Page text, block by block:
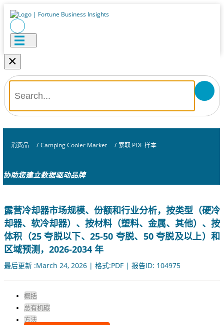
×
消费品 / Camping Cooler Market / 索取 PDF 样本
协助您建立数据驱动品牌
露营冷却器市场规模、份额和行业分析，按类型（硬冷
却器、软冷却器）、按材料（塑料、金属、其他）、按
体积（25 夸脱以下、25-50 夸脱、50 夸脱及以上）和
区域预测，2026-2034 年
最后更新 :March 24, 2026 | 格式:PDF | 报告ID: 104975
概括
总有机碳
方法